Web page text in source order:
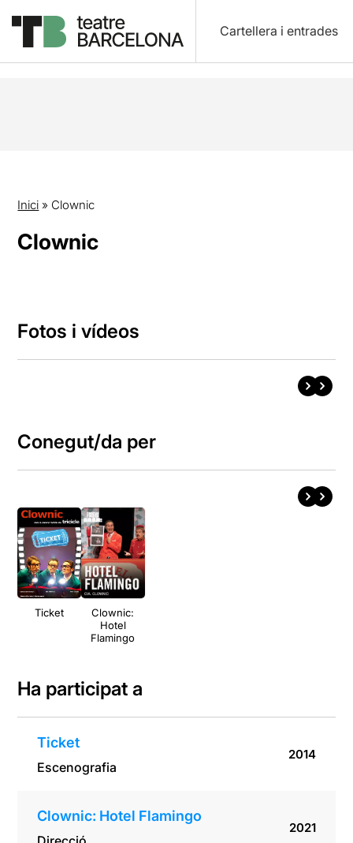
Cartellera i entrades
Inici » Clownic
Clownic
Fotos i vídeos
Conegut/da per
Ticket
Clownic:
Hotel
Flamingo
Ha participat a
Ticket
Escenografia
2014
Clownic: Hotel Flamingo
2021